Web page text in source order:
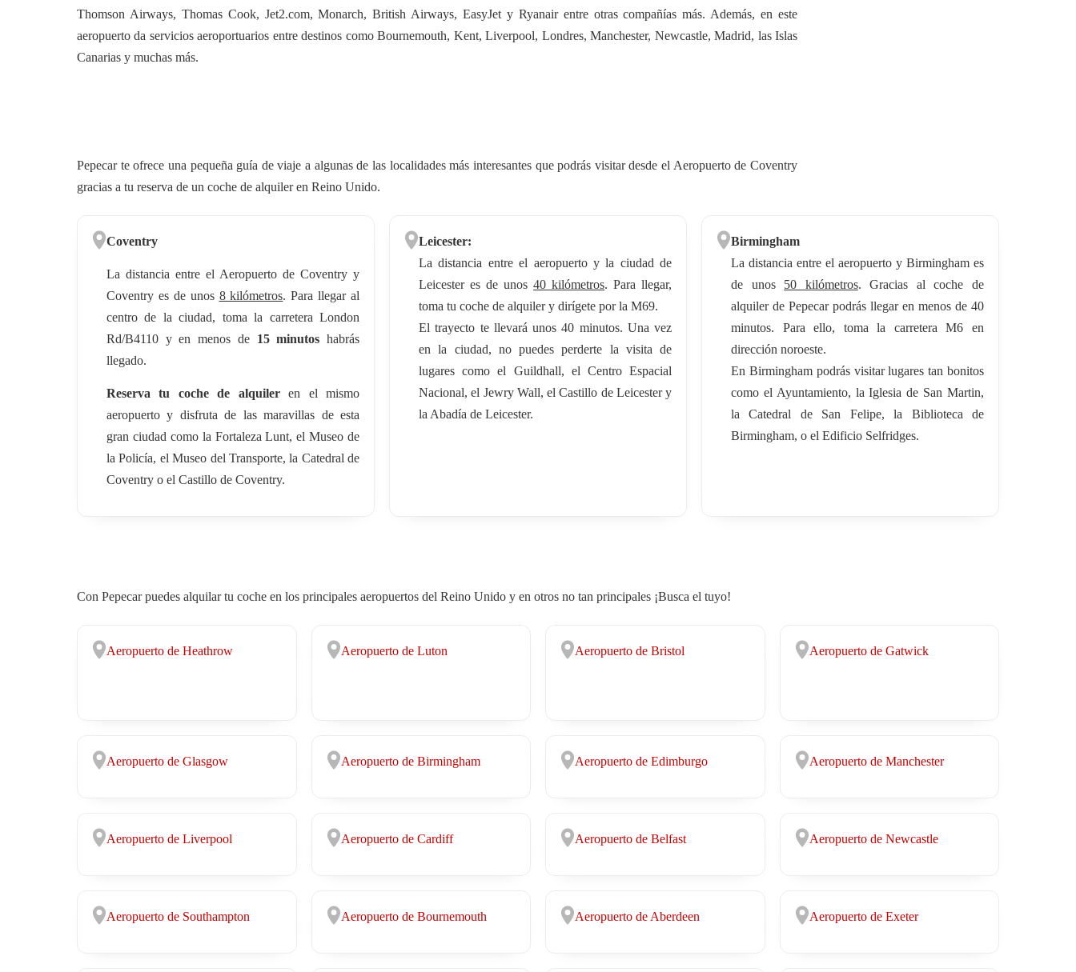
Thomson Airways, Thomas Cook, Jet2.com, Monarch, British Airways, EasyJet y Ryanair entre otras compañías más. Además, en este
aeropuerto da servicios aeroportuarios entre destinos como Bournemouth, Kent, Liverpool, Londres, Manchester, Newcastle, Madrid, las Islas
Canarias y muchas más.
Pepecar te ofrece una pequeña guía de viaje a algunas de las localidades más interesantes que podrás visitar desde el Aeropuerto de Coventry
gracias a tu reserva de un coche de alquiler en Reino Unido.
Coventry
La distancia entre el Aeropuerto de Coventry y
Coventry es de unos 8 kilómetros. Para llegar al
centro de la ciudad, toma la carretera London
Rd/B4110 y en menos de 15 minutos habrás
llegado.
Reserva tu coche de alquileren el mismo
aeropuerto y disfruta de las maravillas de esta
gran ciudad como la Fortaleza Lunt, el Museo de
la Policía, el Museo del Transporte, la Catedral de
Coventry o el Castillo de Coventry.
Leicester:
La distancia entre el aeropuerto y la ciudad de
Leicester es de unos 40 kilómetros. Para llegar,
toma tu coche de alquiler y dirígete por la M69.
El trayecto te llevará unos 40 minutos. Una vez
en la ciudad, no puedes perderte la visita de
lugares como el Guildhall, el Centro Espacial
Nacional, el Jewry Wall, el Castillo de Leicester y
la Abadía de Leicester.
Birmingham
La distancia entre el aeropuerto y Birmingham es
de unos 50 kilómetros. Gracias al coche de
alquiler de Pepecar podrás llegar en menos de 40
minutos. Para ello, toma la carretera M6 en
dirección noroeste.
En Birmingham podrás visitar lugares tan bonitos
como el Ayuntamiento, la Iglesia de San Martin,
la Catedral de San Felipe, la Biblioteca de
Birmingham, o el Edificio Selfridges.
Con Pepecar puedes alquilar tu coche en los principales aeropuertos del Reino Unido y en otros no tan principales ¡Busca el tuyo!
Aeropuerto de Heathrow Aeropuerto de Luton Aeropuerto de Bristol Aeropuerto de Gatwick
Aeropuerto de Glasgow Aeropuerto de Birmingham Aeropuerto de Edimburgo Aeropuerto de Manchester
Aeropuerto de Liverpool Aeropuerto de Cardiff Aeropuerto de Belfast Aeropuerto de Newcastle
Aeropuerto de Southampton Aeropuerto de Bournemouth Aeropuerto de Aberdeen Aeropuerto de Exeter